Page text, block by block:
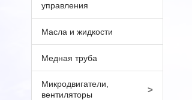
управления
Масла и жидкости
Медная труба
Микродвигатели,
вентиляторы
>